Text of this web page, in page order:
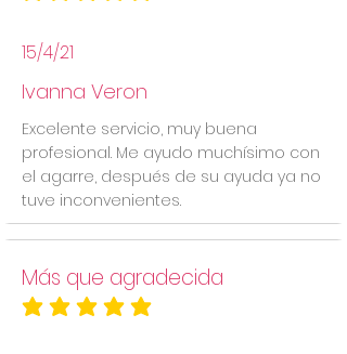
15/4/21
Ivanna Veron
Excelente servicio, muy buena
profesional. Me ayudo muchísimo con
el agarre, después de su ayuda ya no
tuve inconvenientes.
Más que agradecida
la calificación promedio es 5 de 5